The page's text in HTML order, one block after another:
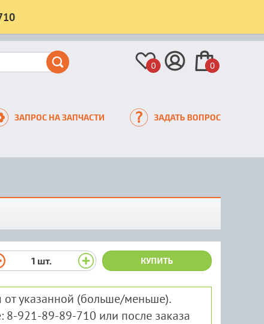
0 0
ЗАПРОС НА ЗАПЧАСТИ ЗАДАТЬ ВОПРОС
1 шт. КУПИТЬ
от указанной (больше/меньше).
8-921-89-89-710 или после заказа